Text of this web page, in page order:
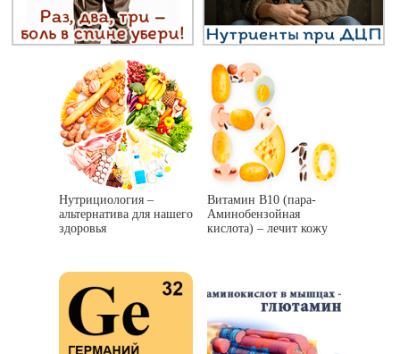
Нутрициология –
альтернатива для нашего
здоровья
Витамин В10 (пара-
Аминобензойная
кислота) – лечит кожу